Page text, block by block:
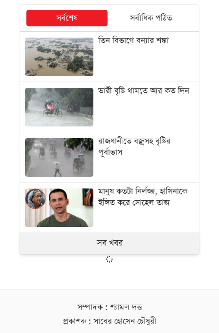
সর্বশেষ
সর্বাধিক পঠিত
তিন বিভাগে বন্যার শঙ্কা
ভারী বৃষ্টি থামতে আর কত দিন
রাজধানীতে বজ্রসহ বৃষ্টির
পূর্বাভাস
মানুষ কতটা নির্লজ্জ, হাসিনাকে
ইঙ্গিত করে সোহেল তাজ
সব খবর
সম্পাদক : শ্যামল দত্ত
প্রকাশক : সাবের হোসেন চৌধুরী